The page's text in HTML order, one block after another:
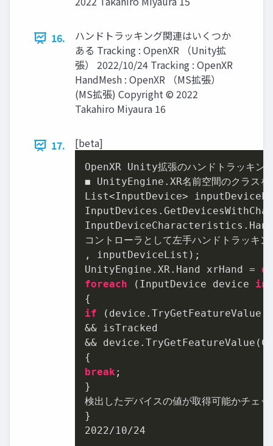
16.
ハンドトラッキング関連はいくつか
ある Tracking : OpenXR （Unity拡
張） 2022/10/24 Tracking : OpenXR
HandMesh : OpenXR （MS拡張）
(MS拡張) Copyright © 2022
Takahiro Miyaura 16
17. [beta]
OpenXR Unity拡張のハンドトラッキン
◼ UnityEngine.XR名前空間のクラスを
List<InputDevice>
コントローラとして左手ハンドトラッキ
, inputDeviceList);
UnityEngine.XR.Hand xrHand =
foreach (InputDevice device in
if
&& isTracked
&&
break ;
}
検出したデバイスの値が取得可能かチェッ
2022/10/24